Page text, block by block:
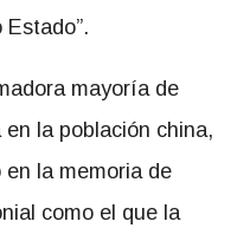
mayoría de
la población china,
la memoria de
como el que la